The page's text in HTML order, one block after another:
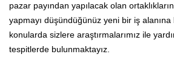
pazar payından yapılacak olan
yapmayı düşündüğünüz yeni bir iş alanına
konularda sizlere araştırmalarımız ile
tespitlerde bulunmaktayız.